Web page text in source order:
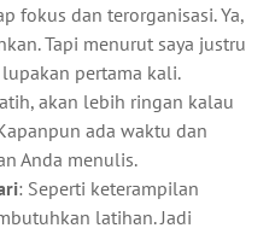
fokus dan terorganisasi. Ya,
Tapi menurut saya justru
pertama kali.
akan lebih ringan kalau
ada waktu dan
Anda menulis.
: Seperti keterampilan
latihan. Jadi